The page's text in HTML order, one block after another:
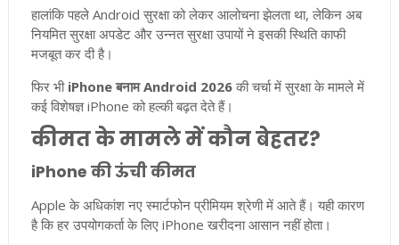
हालांकि पहले Android सुरक्षा को लेकर आलोचना झेलता था, लेकिन अब
नियमित सुरक्षा अपडेट और उन्नत सुरक्षा उपायों ने इसकी स्थिति काफी
मजबूत कर दी है।
फिर भी iPhone बनाम Android 2026की चर्चा में सुरक्षा के मामले में
कई विशेषज्ञ iPhone को हल्की बढ़त देते हैं।
कीमत के मामले में कौन बेहतर?
iPhone की ऊंची कीमत
Apple के अधिकांश नए स्मार्टफोन प्रीमियम श्रेणी में आते हैं। यही कारण
है कि हर उपयोगकर्ता के लिए iPhone खरीदना आसान नहीं होता।